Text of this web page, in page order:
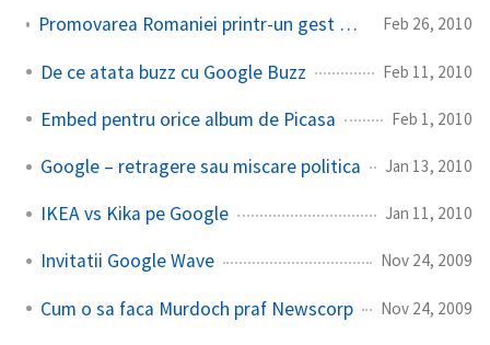
Promovarea Romaniei printr-un gest simplu – tag-urile fotografiiilor Feb 26, 2010
De ce atata buzz cu Google Buzz Feb 11, 2010
Embed pentru orice album de Picasa Feb 1, 2010
Google – retragere sau miscare politica Jan 13, 2010
IKEA vs Kika pe Google Jan 11, 2010
Invitatii Google Wave Nov 24, 2009
Cum o sa faca Murdoch praf Newscorp Nov 24, 2009